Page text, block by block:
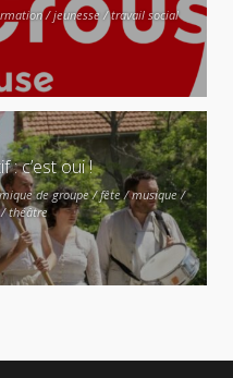
/ jeunesse / travail social
: c’est oui !
de groupe / fête / musique /
théâtre